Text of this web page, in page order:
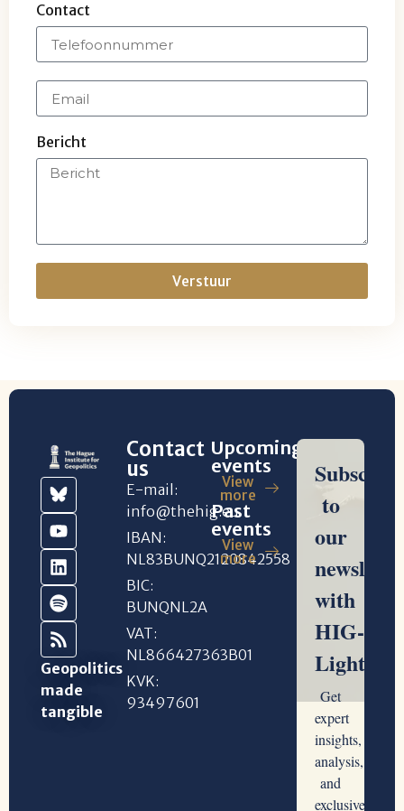
Contact
Bericht
Verstuur
Geopolitics
made
tangible
Contact
us
E-mail:
info@thehig.eu
IBAN:
NL83BUNQ2120842558
BIC:
BUNQNL2A
VAT:
NL866427363B01
KVK:
93497601
Upcoming
events
View
more
Past
events
View
more